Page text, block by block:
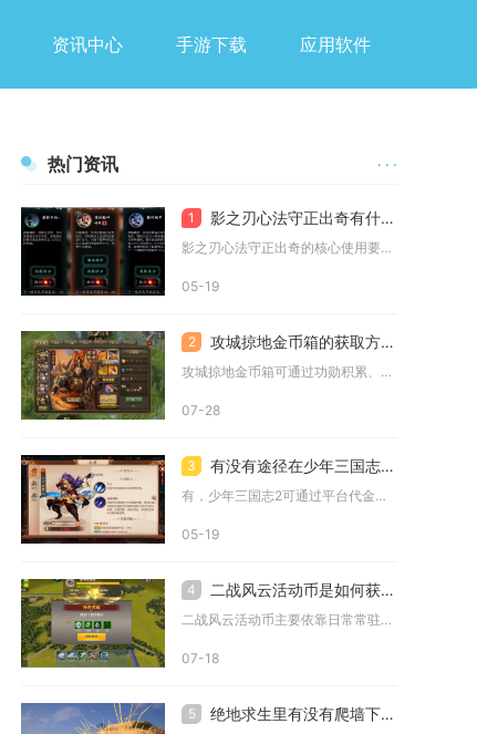
资讯中心 手游下载 应用软件
热门资讯 · · ·
1 影之刃心法守正出奇有什么使用要点
影之刃心法守正出奇的核心使用要点在于激活与生死相随的羁绊、优...
05-19
2 攻城掠地金币箱的获取方法是什么
攻城掠地金币箱可通过功勋积累、国战攻城杀敌、限时主题活动、封...
07-28
3 有没有途径在少年三国志2中用一元进行首充
有，少年三国志2可通过平台代金券、官方福利活动与折扣渠道实现...
05-19
4 二战风云活动币是如何获得的
二战风云活动币主要依靠日常常驻任务、联盟协作玩法、各类限时主...
07-18
5 绝地求生里有没有爬墙下来的技巧